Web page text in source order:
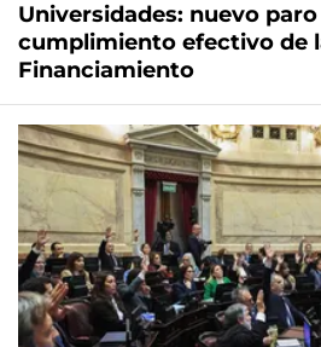
Universidades: nuevo
cumplimiento efectivo de
Financiamiento